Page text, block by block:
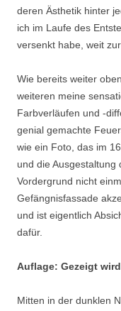
deren Ästhetik hinter
ich im Laufe des
versenkt habe, weit
Wie bereits weiter
weiteren meine
Farbverläufen und -
genial gemachte
wie ein Foto, das im
und die Ausgestaltung
Vordergrund nicht
Gefängnisfassade
und ist eigentlich
dafür.
Auflage: Gezeigt
Mitten in der dunklen